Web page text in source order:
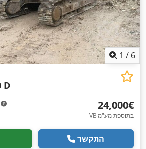
1 / 6
D
‏24,000 ‏€
VB בתוספת מע"מ
התקשר